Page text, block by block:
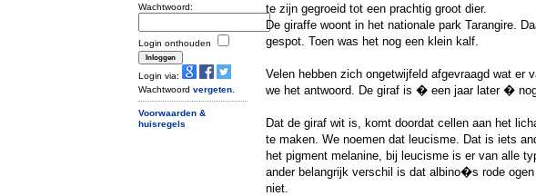
Wachtwoord:
Login onthouden
Login via:
Wachtwoord vergeten
Voorwaarden &
huisregels
te zijn gegroeid tot een prachtig groot dier.
De giraffe woont in het nationale park Tarangire.
gespot. Toen was het nog een klein kalf.
Velen hebben zich ongetwijfeld afgevraagd wat er
we het antwoord. De giraf is � een jaar later �
Dat de giraf wit is, komt doordat cellen aan het
te maken. We noemen dat leucisme. Dat is iets
het pigment melanine, bij leucisme is er van alle
ander belangrijk verschil is dat albino�s rode
niet.